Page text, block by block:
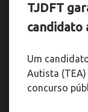
TJDFT
candidato
Um
Autista
concurso